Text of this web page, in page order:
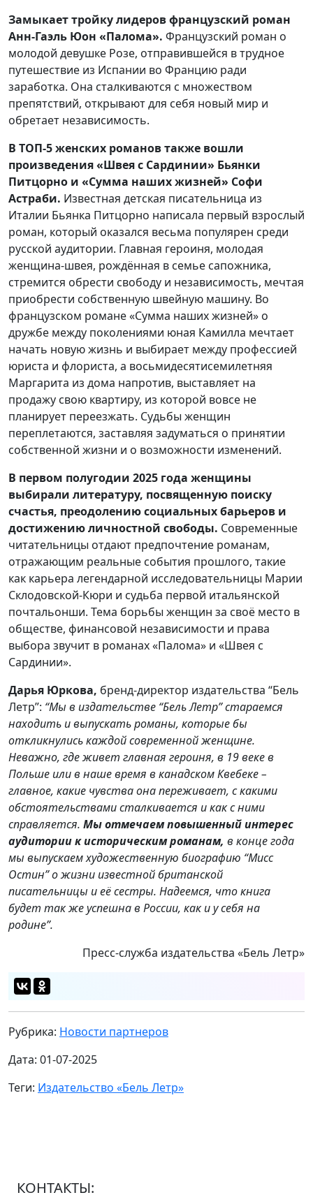
Замыкает тройку лидеров французский роман
Анн-Гаэль Юон «Палома». Французский роман о
молодой девушке Розе, отправившейся в трудное
путешествие из Испании во Францию ради
заработка. Она сталкиваются с множеством
препятствий, открывают для себя новый мир и
обретает независимость.
В ТОП-5 женских романов также вошли
произведения «Швея с Сардинии» Бьянки
Питцорно и «Сумма наших жизней» Софи
Астраби. Известная детская писательница из
Италии Бьянка Питцорно написала первый взрослый
роман, который оказался весьма популярен среди
русской аудитории. Главная героиня, молодая
женщина-швея, рождённая в семье сапожника,
стремится обрести свободу и независимость, мечтая
приобрести собственную швейную машину. Во
французском романе «Сумма наших жизней» о
дружбе между поколениями юная Камилла мечтает
начать новую жизнь и выбирает между профессией
юриста и флориста, а восьмидесятисемилетняя
Маргарита из дома напротив, выставляет на
продажу свою квартиру, из которой вовсе не
планирует переезжать. Судьбы женщин
переплетаются, заставляя задуматься о принятии
собственной жизни и о возможности изменений.
В первом полугодии 2025 года женщины
выбирали литературу, посвященную поиску
счастья, преодолению социальных барьеров и
достижению личностной свободы. Современные
читательницы отдают предпочтение романам,
отражающим реальные события прошлого, такие
как карьера легендарной исследовательницы Марии
Склодовской-Кюри и судьба первой итальянской
почтальонши. Тема борьбы женщин за своё место в
обществе, финансовой независимости и права
выбора звучит в романах «Палома» и «Швея с
Сардинии».
Дарья Юркова, бренд-директор издательства “Бель
Летр”: “Мы в издательстве “Бель Летр” стараемся
находить и выпускать романы, которые бы
откликнулись каждой современной женщине.
Неважно, где живет главная героиня, в 19 веке в
Польше или в наше время в канадском Квебеке –
главное, какие чувства она переживает, с какими
обстоятельствами сталкивается и как с ними
справляется. Мы отмечаем повышенный интерес
аудитории к историческим романам, в конце года
мы выпускаем художественную биографию “Мисс
Остин” о жизни известной британской
писательницы и её сестры. Надеемся, что книга
будет так же успешна в России, как и у себя на
родине”.
Пресс-служба издательства «Бель Летр»
Рубрика: Новости партнеров
Дата: 01-07-2025
Теги: Издательство «Бель Летр»
КОНТАКТЫ: